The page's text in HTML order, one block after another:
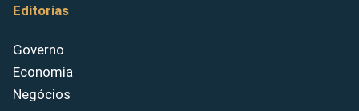
Editorias
Governo
Economia
Negócios